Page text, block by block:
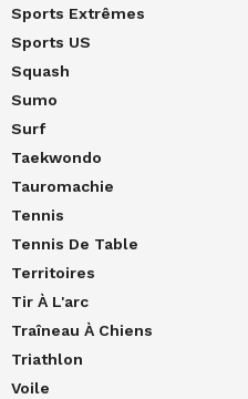
Sports Extrêmes
Sports US
Squash
Sumo
Surf
Taekwondo
Tauromachie
Tennis
Tennis De Table
Territoires
Tir À L'arc
Traîneau À Chiens
Triathlon
Voile